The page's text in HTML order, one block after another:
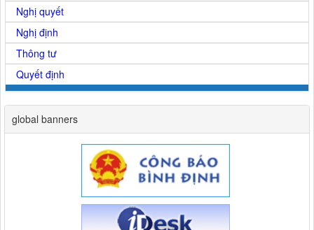
Nghị quyết
Nghị định
Thông tư
Quyết định
global banners